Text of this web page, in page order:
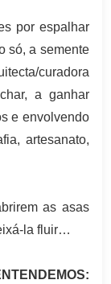
por espalhar
só, a semente
curadora
a ganhar
e envolvendo
artesanato,
as asas
la fluir…